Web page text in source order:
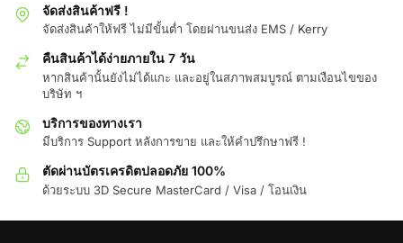
จัดส่งสินค้าฟรี !
จัดส่งสินค้าให้ฟรี ไม่มีขั้นต่ำ โดยผ่านขนส่ง EMS / Kerry
คืนสินค้าได้ง่ายภายใน 7 วัน
หากสินค้านั้นยังไม่ได้แกะ และอยู่ในสภาพสมบูรณ์ ตามเงือนไขของ
บริษัท ฯ
บริการของทางเรา
มีบริการ Support หลังการขาย และให้คำปรึกษาฟรี !
ตัดผ่านบัตรเครดิตปลอดภัย 100%
ด้วยระบบ 3D Secure MasterCard / Visa / โอนเงิน